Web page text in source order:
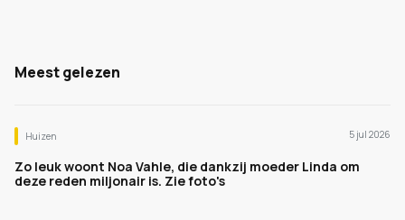
Meest gelezen
Huizen 5 jul 2026
Zo leuk woont Noa Vahle, die dankzij moeder Linda om
deze reden miljonair is. Zie foto's